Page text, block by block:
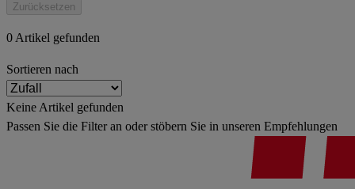
Zurücksetzen
0 Artikel gefunden
Sortieren nach
Keine Artikel gefunden
Passen Sie die Filter an oder stöbern Sie in unseren Empfehlungen